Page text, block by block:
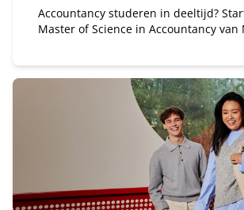
Accountancy studeren in deeltijd?
Master of Science in Accountancy van